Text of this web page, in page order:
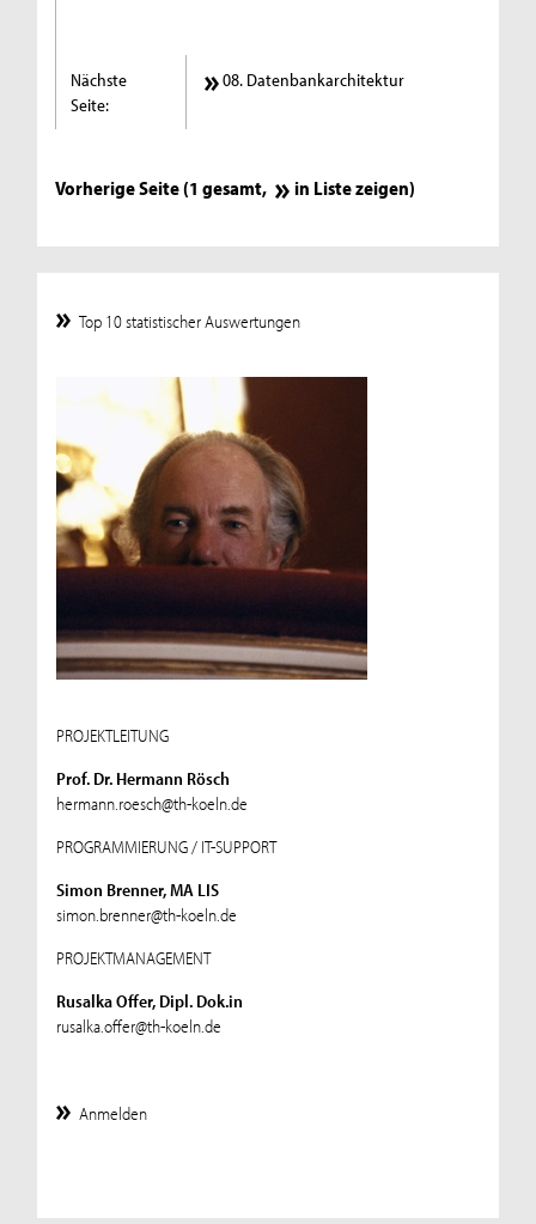
Nächste
Seite:
08. Datenbankarchitektur
Vorherige Seite (1 gesamt, in Liste zeigen)
Top 10 statistischer Auswertungen
PROJEKTLEITUNG
Prof. Dr. Hermann Rösch
hermann.roesch@th-koeln.de
PROGRAMMIERUNG / IT-SUPPORT
Simon Brenner, MA LIS
simon.brenner@th-koeln.de
PROJEKTMANAGEMENT
Rusalka Offer, Dipl. Dok.in
rusalka.offer@th-koeln.de
Anmelden